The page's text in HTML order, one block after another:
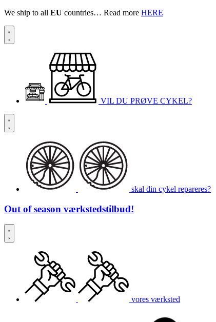
We ship to all EU countries… Read more HERE
VIL DU PRØVE CYKEL?
skal din cykel repareres?
Out of season værkstedstilbud!
vores værksted